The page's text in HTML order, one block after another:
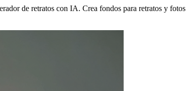
de retratos con IA. Crea fondos para retratos y fotos